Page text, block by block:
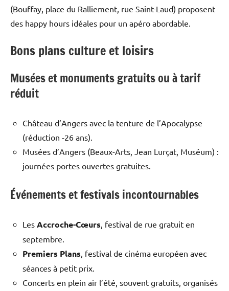
(Bouffay, place du Ralliement, rue Saint-Laud) proposent
des happy hours idéales pour un apéro abordable.
Bons plans culture et loisirs
Musées et monuments gratuits ou à tarif
réduit
Château d’Angers avec la tenture de l’Apocalypse
(réduction -26 ans).
Musées d’Angers (Beaux-Arts, Jean Lurçat, Muséum) :
journées portes ouvertes gratuites.
Événements et festivals incontournables
Les Accroche-Cœurs , festival de rue gratuit en
septembre.
Premiers Plans , festival de cinéma européen avec
séances à petit prix.
Concerts en plein air l’été, souvent gratuits, organisés